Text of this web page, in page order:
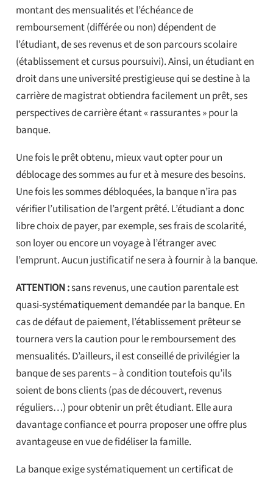
montant des mensualités et l’échéance de
remboursement (différée ou non) dépendent de
l’étudiant, de ses revenus et de son parcours scolaire
(établissement et cursus poursuivi). Ainsi, un étudiant en
droit dans une université prestigieuse qui se destine à la
carrière de magistrat obtiendra facilement un prêt, ses
perspectives de carrière étant « rassurantes » pour la
banque.
Une fois le prêt obtenu, mieux vaut opter pour un
déblocage des sommes au fur et à mesure des besoins.
Une fois les sommes débloquées, la banque n’ira pas
vérifier l’utilisation de l’argent prêté. L’étudiant a donc
libre choix de payer, par exemple, ses frais de scolarité,
son loyer ou encore un voyage à l’étranger avec
l’emprunt. Aucun justificatif ne sera à fournir à la banque.
ATTENTION :sans revenus, une caution parentale est
quasi-systématiquement demandée par la banque. En
cas de défaut de paiement, l’établissement prêteur se
tournera vers la caution pour le remboursement des
mensualités. D’ailleurs, il est conseillé de privilégier la
banque de ses parents – à condition toutefois qu’ils
soient de bons clients (pas de découvert, revenus
réguliers…) pour obtenir un prêt étudiant. Elle aura
davantage confiance et pourra proposer une offre plus
avantageuse en vue de fidéliser la famille.
La banque exige systématiquement un certificat de